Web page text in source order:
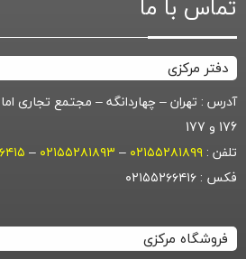
دفتر مرکزی
آدرس : تهران – چهاردانگه – مجتمع تجاری
176 و 177
تلفن : ۰۲۱۵۵۲۸۱۸۹۹ – ۰۲۱۵۵۲۸۱۸۹۳ –
فکس : ۰۲۱۵۵۲۶۶۴۱۶
فروشگاه مرکزی